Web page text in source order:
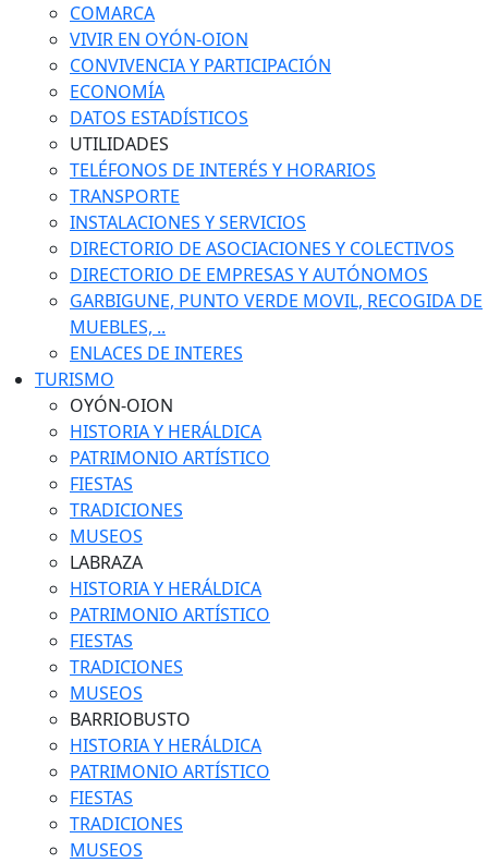
COMARCA
VIVIR EN OYÓN-OION
CONVIVENCIA Y PARTICIPACIÓN
ECONOMÍA
DATOS ESTADÍSTICOS
UTILIDADES
TELÉFONOS DE INTERÉS Y HORARIOS
TRANSPORTE
INSTALACIONES Y SERVICIOS
DIRECTORIO DE ASOCIACIONES Y COLECTIVOS
DIRECTORIO DE EMPRESAS Y AUTÓNOMOS
GARBIGUNE, PUNTO VERDE MOVIL, RECOGIDA DE
MUEBLES, ..
ENLACES DE INTERES
TURISMO
OYÓN-OION
HISTORIA Y HERÁLDICA
PATRIMONIO ARTÍSTICO
FIESTAS
TRADICIONES
MUSEOS
LABRAZA
HISTORIA Y HERÁLDICA
PATRIMONIO ARTÍSTICO
FIESTAS
TRADICIONES
MUSEOS
BARRIOBUSTO
HISTORIA Y HERÁLDICA
PATRIMONIO ARTÍSTICO
FIESTAS
TRADICIONES
MUSEOS